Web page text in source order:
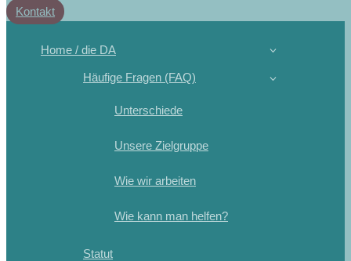
Kontakt
Home / die DA
Häufige Fragen (FAQ)
Unterschiede
Unsere Zielgruppe
Wie wir arbeiten
Wie kann man helfen?
Statut